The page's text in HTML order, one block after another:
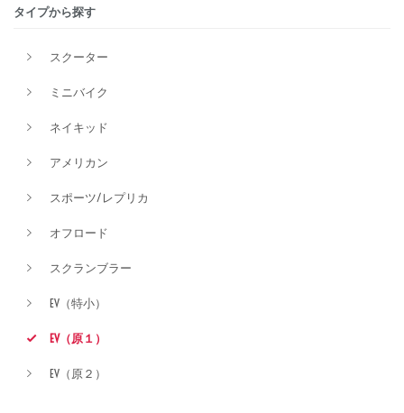
タイプから探す
スクーター
ミニバイク
ネイキッド
アメリカン
スポーツ/レプリカ
オフロード
スクランブラー
EV（特小）
EV（原１）
EV（原２）
価格